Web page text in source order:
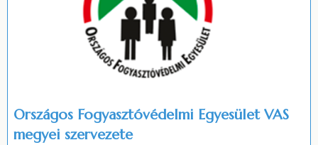
Országos Fogyasztóvédelmi Egyesület VAS
megyei szervezete